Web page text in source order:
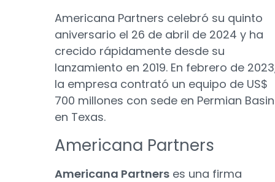
Americana Partners celebró su quinto
aniversario el 26 de abril de 2024 y ha
crecido rápidamente desde su
lanzamiento en 2019. En febrero de
la empresa contrató un equipo de US$
700 millones con sede en Permian Basin
en Texas.
Americana Partners
Americana Partners es una firma